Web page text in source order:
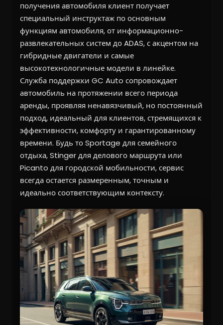
получения автомобиля клиент получает
специальный инструктаж по основным
функциям автомобиля, от информационно-
развлекательных систем до ADAS, с акцентом на
гибридные двигатели и самые
высокотехнологичные модели в линейке.
Служба поддержки GC Auto сопровождает
автомобиль на протяжении всего периода
аренды, проявляя ненавязчивый, но постоянный
подход, идеальный для клиентов, стремящихся к
эффективности, комфорту и гарантированному
времени. Будь то Sportage для семейного
отдыха, Stinger для делового маршрута или
Picanto для городской мобильности, сервис
всегда остается размеренным, точным и
идеально соответствующим контексту.